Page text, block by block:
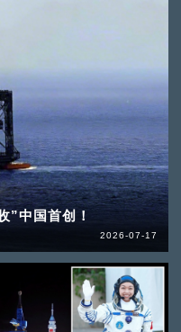
”中国首创！
2026-07-17